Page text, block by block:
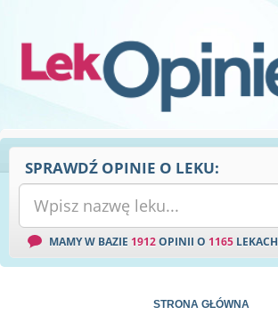
SPRAWDŹ OPINIE O LEKU:
MAMY W BAZIE 1912OPINII O 1165 LEKACH
STRONA GŁÓWNA